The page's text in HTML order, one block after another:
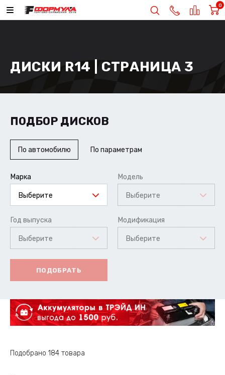
0
ДИСКИ R14 | СТРАНИЦА 3
ПОДБОР ДИСКОВ
По автомобилю По параметрам
Марка
Выберите
Модель
Выберите
Год выпуска
Выберите
Модификация
Выберите
ПОДОБРАТЬ
Подобрано 184 товара